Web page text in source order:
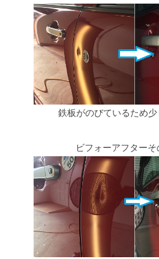
鉄板がのびているため少
ビフォーアフターそ